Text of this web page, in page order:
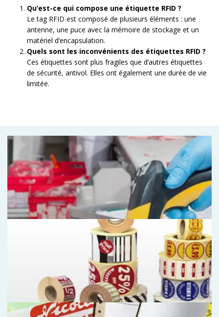
Qu’est-ce qui compose une étiquette RFID ?
Le tag RFID est composé de plusieurs éléments : une
antenne, une puce avec la mémoire de stockage et un
matériel d’encapsulation.
Quels sont les inconvénients des étiquettes RFID ?
Ces étiquettes sont plus fragiles que d’autres étiquettes
de sécurité, antivol. Elles ont également une durée de vie
limitée.